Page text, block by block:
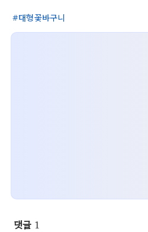
대형꽃바구니
댓글 1